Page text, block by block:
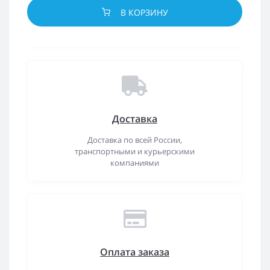
В КОРЗИНУ
Доставка
Доставка по всей России,
транспортными и курьерскими
компаниями
Оплата заказа